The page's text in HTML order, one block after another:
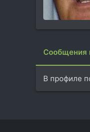
Сообщения
В профиле